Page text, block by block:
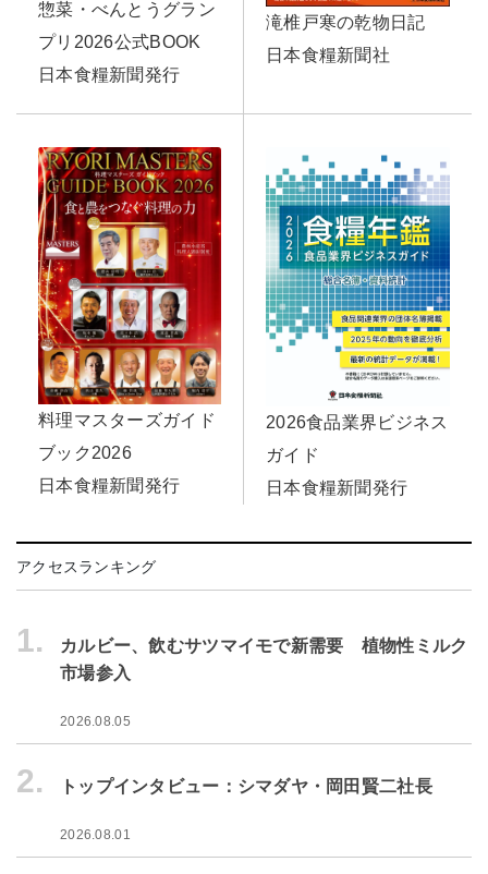
惣菜・べんとうグラン
プリ2026公式BOOK
日本食糧新聞発行
滝椎戸寒の乾物日記
日本食糧新聞社
料理マスターズガイド
ブック2026
日本食糧新聞発行
2026食品業界ビジネス
ガイド
日本食糧新聞発行
アクセスランキング
1.
カルビー、飲むサツマイモで新需要 植物性ミルク
市場参入
2026.08.05
2. トップインタビュー：シマダヤ・岡田賢二社長
2026.08.01